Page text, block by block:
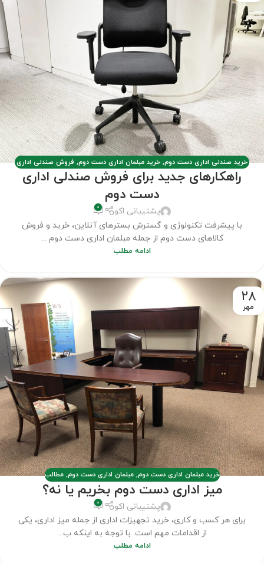
خرید صندلی اداری دست دوم, خرید مبلمان اداری دست دوم, فروش صندلی اداری
دست دوم,فروش مبلمان اداری کارکرده, مبلمان اداری دست دوم مطالب
راهکارهای جدید برای فروش صندلی اداری
دست دوم
پشتیبانی اکو 0
با پیشرفت تکنولوژی و گسترش بسترهای آنلاین، خرید و فروش
کالاهای دست دوم از جمله مبلمان اداری دست دوم ...
ادامه مطلب
28
مهر
خرید مبلمان اداری دست دوم,مبلمان اداری دست دوم,مطالب
میز اداری دست دوم بخریم یا نه؟
پشتیبانی اکو 0
برای هر کسب و کاری، خرید تجهیزات اداری از جمله میز اداری، یکی
از اقدامات مهم است. با توجه به اینکه ب...
ادامه مطلب